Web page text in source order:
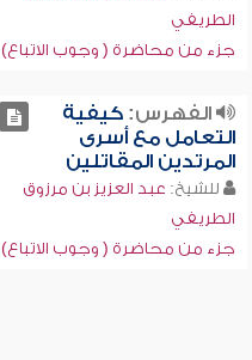
الطريفي
جزء من محاضرة ( وجوب الاتباع)
الفهرس:كيفية
التعامل مع أسرى
المرتدين المقاتلين
للشيخ: عبد العزيز بن مرزوق
الطريفي
جزء من محاضرة ( وجوب الاتباع)